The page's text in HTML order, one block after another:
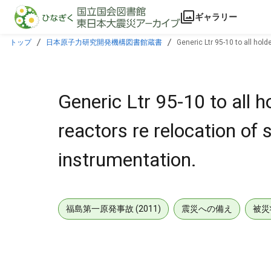
本文に飛ぶ
ギャラリー
トップ 日本原子力研究開発機構図書館蔵書 Generic Ltr 95-10 to all
Generic Ltr 95-10 to all
reactors re relocation of
instrumentation.
福島第一原発事故 (2011) 震災への備え 被災